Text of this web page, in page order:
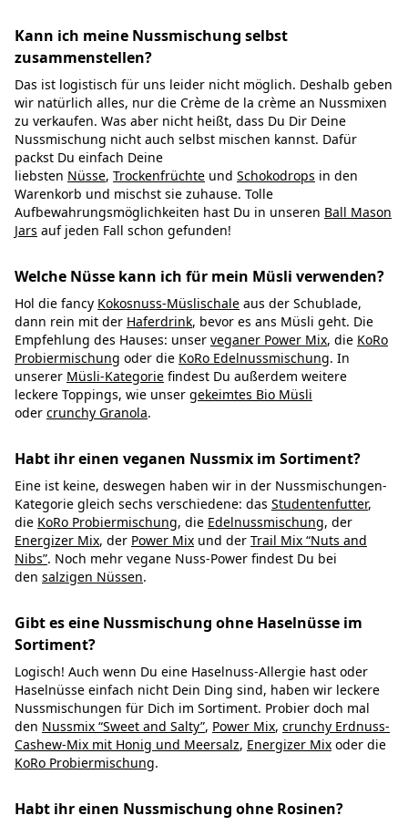
Kann ich meine Nussmischung selbst
zusammenstellen?
Das ist logistisch für uns leider nicht möglich. Deshalb geben
wir natürlich alles, nur die Crème de la crème an Nussmixen
zu verkaufen. Was aber nicht heißt, dass Du Dir Deine
Nussmischung nicht auch selbst mischen kannst. Dafür
packst Du einfach Deine
liebsten Nüsse, Trockenfrüchte und Schokodrops in den
Warenkorb und mischst sie zuhause. Tolle
Aufbewahrungsmöglichkeiten hast Du in unseren Ball Mason
Jars auf jeden Fall schon gefunden!
Welche Nüsse kann ich für mein Müsli verwenden?
Hol die fancy Kokosnuss-Müslischale aus der Schublade,
dann rein mit der Haferdrink, bevor es ans Müsli geht. Die
Empfehlung des Hauses: unser veganer Power Mix, die KoRo
Probiermischung oder die KoRo Edelnussmischung. In
unserer Müsli-Kategorie findest Du außerdem weitere
leckere Toppings, wie unser gekeimtes Bio Müsli
oder crunchy Granola.
Habt ihr einen veganen Nussmix im Sortiment?
Eine ist keine, deswegen haben wir in der Nussmischungen-
Kategorie gleich sechs verschiedene: das Studentenfutter,
die KoRo Probiermischung, die Edelnussmischung, der
Energizer Mix, der Power Mix und der Trail Mix “Nuts and
Nibs”. Noch mehr vegane Nuss-Power findest Du bei
den salzigen Nüssen.
Gibt es eine Nussmischung ohne Haselnüsse im
Sortiment?
Logisch! Auch wenn Du eine Haselnuss-Allergie hast oder
Haselnüsse einfach nicht Dein Ding sind, haben wir leckere
Nussmischungen für Dich im Sortiment. Probier doch mal
den Nussmix “Sweet and Salty”, Power Mix, crunchy Erdnuss-
Cashew-Mix mit Honig und Meersalz, Energizer Mix oder die
KoRo Probiermischung.
Habt ihr einen Nussmischung ohne Rosinen?